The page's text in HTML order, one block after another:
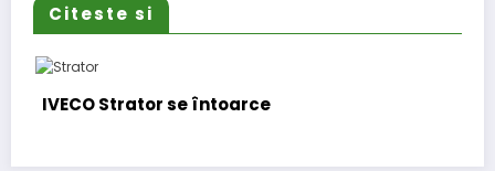
Citeste si
IVECO Strator se întoarce